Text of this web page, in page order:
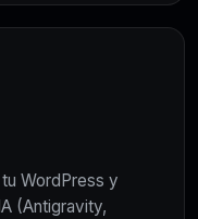
WordPress y
(Antigravity,